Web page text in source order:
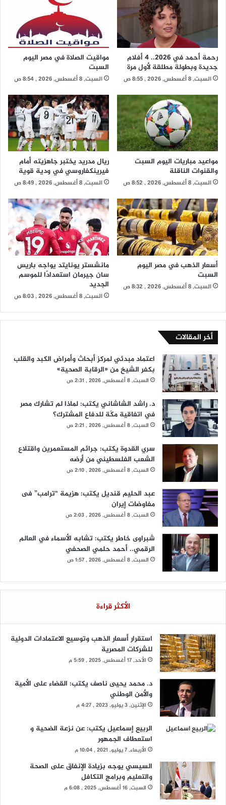
رحمة أحمد في 2026.. 4 أفلام
جديدة وبطولة مطلقة لأول مرة
السبت, 8 أغسطس, 2026 , 8:55 ص
مواقيت الصلاة في مصر اليوم
السبت
السبت, 8 أغسطس, 2026 , 8:54 ص
مواعيد مباريات اليوم السبت
والقنوات الناقلة
السبت, 8 أغسطس, 2026 , 8:52 ص
ريال مدريد يختبر جاهزيته أمام
فيرينكفاروسي في ودية قوية
السبت, 8 أغسطس, 2026 , 8:49 ص
أسعار الذهب في مصر اليوم
السبت
السبت, 8 أغسطس, 2026 , 8:32 ص
مانشستر يونايتد يواجه باريس
سان جيرمان استعدادًا للموسم
الجديد
السبت, 8 أغسطس, 2026 , 8:03 ص
أخر المقالات
اعتماد مبدئي لمركز أبحاث وأمراض الكبد والقلب
بكفر الشيخ من «الرقابة الصحية»
السبت, 8 أغسطس, 2026 , 2:31 ص
د. راشد الشاشاني يكتب: لماذا لم تشارك مصر
في اتفاقية مكّة للدفاع المشترك؟
السبت, 8 أغسطس, 2026 , 2:21 ص
سري القدوة يكتب: جرائم المستعمرين واقتلاع
الشعب الفلسطيني من أرضه
السبت, 8 أغسطس, 2026 , 2:10 ص
عبد الحليم قنديل يكتب: هزيمة “ترامب” فى
مفاوضات إيران
السبت, 8 أغسطس, 2026 , 2:03 ص
شبراوى خاطر يكتب: تشابه الأسماء في العالم
الرقمي.. أحمد حلمي الصحفي
السبت, 8 أغسطس, 2026 , 1:57 ص
الأكثر قراءة
استقرار أسعار الذهب وتوسيع الاعتمادات الدولية
للشركات المصرية
الأحد, 17 أغسطس, 2025 , 5:59 م
د. محمد يحيى ناصف يكتب: القضاء على الأمية
والأمن الوطني
الإثنين, 3 يوليو, 2023 , 4:27 م
الربيع إسماعيل يكتب: عن نزعة الضحية و
استعطاف الجمهور
الأربعاء, 7 يوليو, 2021 , 10:04 م
السيسي يوجه بزيادة الإنفاق على الصحة
والتعليم وبرامج التكافل
السبت, 16 أغسطس, 2025 , 6:08 م